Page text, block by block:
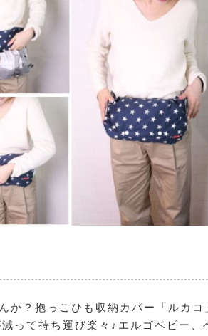
か？抱っこひも収納カバー「ルカコ
って持ち運び楽々♪エルゴベビー、